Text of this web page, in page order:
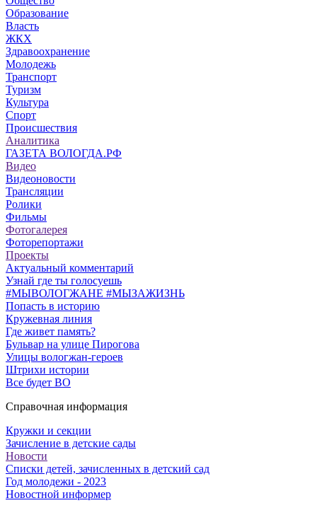
Образование
Власть
ЖКХ
Здравоохранение
Молодежь
Транспорт
Туризм
Культура
Спорт
Происшествия
Аналитика
ГАЗЕТА ВОЛОГДА.РФ
Видео
Видеоновости
Трансляции
Ролики
Фильмы
Фотогалерея
Фоторепортажи
Проекты
Актуальный комментарий
Узнай где ты голосуешь
#МЫВОЛОГЖАНЕ #МЫЗАЖИЗНЬ
Попасть в историю
Кружевная линия
Где живет память?
Бульвар на улице Пирогова
Улицы вологжан-героев
Штрихи истории
Все будет ВО
Справочная информация
Кружки и секции
Зачисление в детские сады
Новости
Списки детей, зачисленных в детский сад
Год молодежи - 2023
Новостной информер